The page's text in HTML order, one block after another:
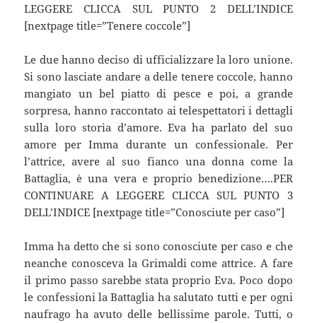
LEGGERE CLICCA SUL PUNTO 2 DELL’INDICE
[nextpage title=”Tenere coccole”]
Le due hanno deciso di ufficializzare la loro unione.
Si sono lasciate andare a delle tenere coccole, hanno
mangiato un bel piatto di pesce e poi, a grande
sorpresa, hanno raccontato ai telespettatori i dettagli
sulla loro storia d’amore. Eva ha parlato del suo
amore per Imma durante un confessionale. Per
l’attrice, avere al suo fianco una donna come la
Battaglia, è una vera e proprio benedizione….PER
CONTINUARE A LEGGERE CLICCA SUL PUNTO 3
DELL’INDICE [nextpage title=”Conosciute per caso”]
Imma ha detto che si sono conosciute per caso e che
neanche conosceva la Grimaldi come attrice. A fare
il primo passo sarebbe stata proprio Eva. Poco dopo
le confessioni la Battaglia ha salutato tutti e per ogni
naufrago ha avuto delle bellissime parole. Tutti, o